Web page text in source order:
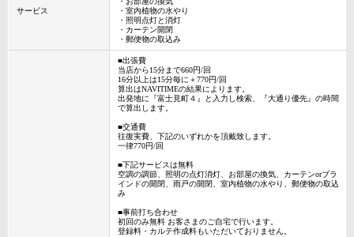
サービス
・室内植物の水やり
・照明点灯と消灯
・カーテン開閉
・郵便物の取込み
■出張費
当店から15分まで660円/回
16分以上は15分毎に＋770円/回
算出はNAVITIMEの結果によります。
出発地に『富士見町４』と入力し検索、『大通り優先』の時間
で算出します。
■交通費
往復実費、下記のいずれかを頂戴致します。
一律770円/回
■下記サービスは無料
空調の調節、照明の点灯消灯、お部屋の換気、カーテンorブラ
インドの開閉、雨戸の開閉、室内植物の水やり、郵便物の取込
み
■事前打ち合わせ
初回のみ無料 お客さまのご自宅で行います。
登録料・カルテ作成料もいただいておりません。